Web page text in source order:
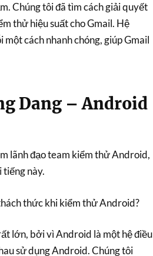
Chúng tôi đã tìm cách giải quyết
thử hiệu suất cho Gmail. Hệ
cách nhanh chóng, giúp Gmail
Dang – Android
lãnh đạo team kiểm thử Android,
tiếng này.
thức khi kiểm thử Android?
lớn, bởi vì Android là một hệ điều
sử dụng Android. Chúng tôi